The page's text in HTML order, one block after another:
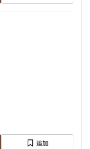
追加